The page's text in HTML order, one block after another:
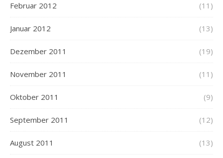
Februar 2012 (11)
Januar 2012 (13)
Dezember 2011 (19)
November 2011 (11)
Oktober 2011 (9)
September 2011 (12)
August 2011 (13)